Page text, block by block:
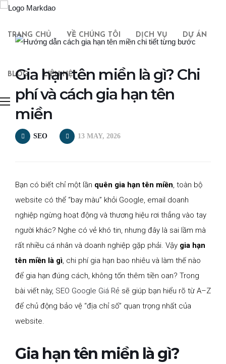
TRANG CHỦ VỀ CHÚNG TÔI DỊCH VỤ DỰ ÁN
BLOG LIÊN HỆ
Gia hạn tên miền là gì? Chi
phí và cách gia hạn tên
miền
SEO 13 MAY, 2026
Bạn có biết chỉ một lần quên gia hạn tên miền, toàn bộ
website có thể “bay màu” khỏi Google, email doanh
nghiệp ngừng hoạt động và thương hiệu rơi thẳng vào tay
người khác? Nghe có vẻ khó tin, nhưng đây là sai lầm mà
rất nhiều cá nhân và doanh nghiệp gặp phải. Vậy gia hạn
tên miền là gì, chi phí gia hạn bao nhiêu và làm thế nào
để gia hạn đúng cách, không tốn thêm tiền oan? Trong
bài viết này, SEO Google Giá Rẻ sẽ giúp bạn hiểu rõ từ A–Z
để chủ động bảo vệ “địa chỉ số” quan trọng nhất của
website.
Gia hạn tên miền là gì?